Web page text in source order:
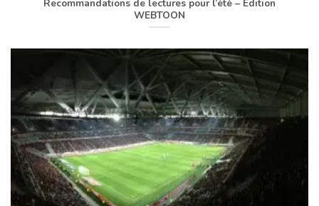
Recommandations de lectures pour l’été – Édition
WEBTOON